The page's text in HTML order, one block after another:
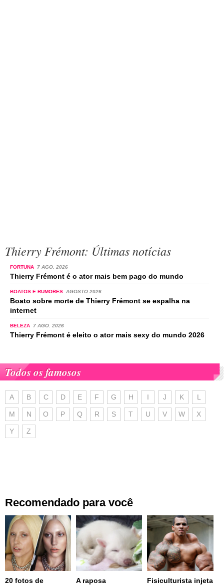
Thierry Frémont: Últimas notícias
FORTUNA 7 AGO. 2026
Thierry Frémont é o ator mais bem pago do mundo
BOATOS E RUMORES AGOSTO 2026
Boato sobre morte de Thierry Frémont se espalha na
internet
BELEZA 7 AGO. 2026
Thierry Frémont é eleito o ator mais sexy do mundo 2026
Todos os famosos
A B C D E F G H I J K L
M N O P Q R S T U V W X
Y Z
Recomendado para você
20 fotos de
A raposa
Fisiculturista injeta